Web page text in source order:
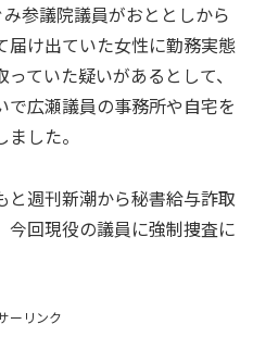
参議院議員がおととしから
届け出ていた女性に勤務実態
ていた疑いがあるとして、
広瀬議員の事務所や自宅を
した。
と週刊新潮から秘書給与詐取
回現役の議員に強制捜査に
ーリンク